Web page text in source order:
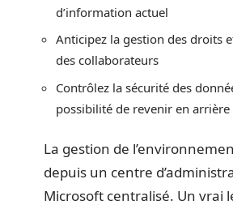
d’information actuel
Anticipez la gestion des droits
des collaborateurs
Contrôlez la sécurité des
possibilité de revenir en arrière
La gestion de
depuis un centre
Microsoft centralisé. Un vrai